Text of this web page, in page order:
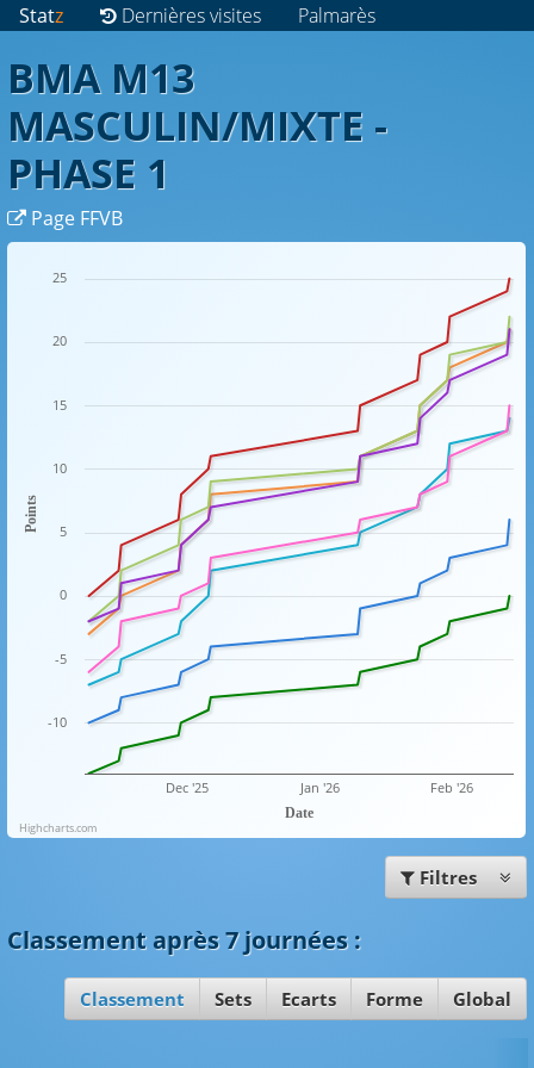
Statz Dernières visites Palmarès
BMA M13
MASCULIN/MIXTE -
PHASE 1
Page FFVB
Date
Points
Dec '25 Jan '26 Feb '26
-10
-5
0
5
10
15
20
25
Highcharts.com
Filtres
Classement après 7 journées:
Classement Sets Ecarts Forme Global